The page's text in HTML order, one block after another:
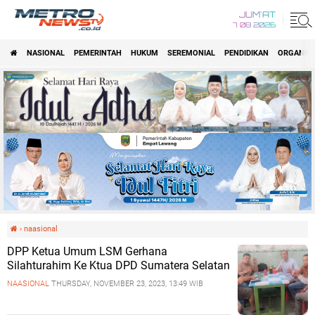
JUM'AT
7 08 2026
NASIONAL PEMERINTAH HUKUM SEREMONIAL PENDIDIKAN
› naasional
DPP Ketua Umum LSM Gerhana
Silahturahim Ke Ktua DPD Sumatera Selatan
NAASIONAL THURSDAY, NOVEMBER 23, 2023, 13:49 WIB